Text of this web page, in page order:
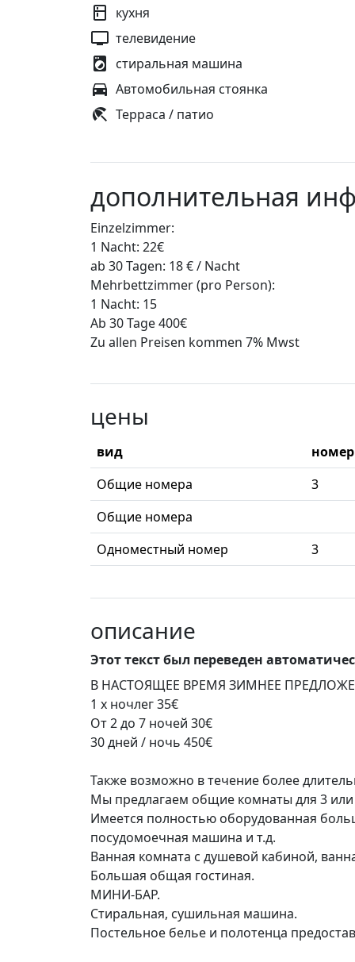
кухня
телевидение
стиральная машина
Автомобильная стоянка
Терраса / патио
дополнительная
Einzelzimmer:
1 Nacht: 22€
ab 30 Tagen: 18 € / Nacht
Mehrbettzimmer (pro Person):
1 Nacht: 15
Ab 30 Tage 400€
Zu allen Preisen kommen 7% Mwst
цены
вид
номер
Общие номера
3
Общие номера
Одноместный номер
3
описание
Этот текст был переведен
В НАСТОЯЩЕЕ ВРЕМЯ ЗИМНЕЕ
1 x ночлег 35€
От 2 до 7 ночей 30€
30 дней / ночь 450€
Также возможно в течение более
Мы предлагаем общие комнаты для 3 или
Имеется полностью оборудованная
посудомоечная машина и т.д.
Ванная комната с душевой кабиной,
Большая общая гостиная.
МИНИ-БАР.
Стиральная, сушильная машина.
Постельное белье и полотенца